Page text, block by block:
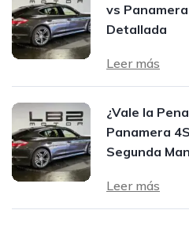
vs
Detallada
Leer más
¿Vale la
Panamera
Segunda
Leer más